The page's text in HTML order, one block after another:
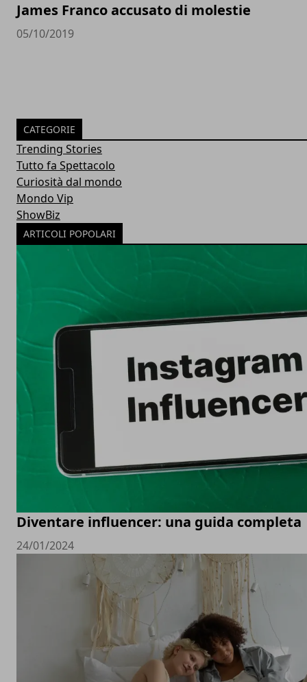
James Franco accusato di molestie
05/10/2019
CATEGORIE
Trending Stories
Tutto fa Spettacolo
Curiosità dal mondo
Mondo Vip
ShowBiz
ARTICOLI POPOLARI
Diventare influencer: una guida completa
24/01/2024